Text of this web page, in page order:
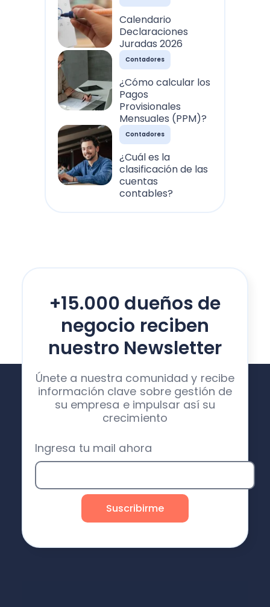
Calendario
Declaraciones
Juradas 2026
Contadores
¿Cómo calcular los
Pagos
Provisionales
Mensuales (PPM)?
Contadores
¿Cuál es la
clasificación de las
cuentas
contables?
+15.000 dueños de
negocio reciben
nuestro Newsletter
Únete a nuestra comunidad y recibe
información clave sobre gestión de
su empresa e impulsar así su
crecimiento
Ingresa tu mail ahora